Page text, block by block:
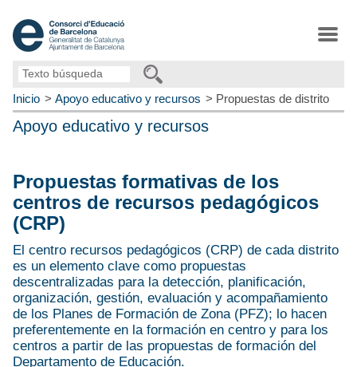
Texto
Inicio
Apoyo educativo y recursos Propuestas de distrito
Apoyo educativo y recursos
Propuestas formativas de los
centros de recursos pedagógicos
(CRP)
El centro recursos pedagógicos (CRP) de cada distrito
es un elemento clave como propuestas
descentralizadas para la detección, planificación,
organización, gestión, evaluación y acompañamiento
de los Planes de Formación de Zona (PFZ); lo hacen
preferentemente en la formación en centro y para los
centros a partir de las propuestas de formación del
Departamento de Educación.